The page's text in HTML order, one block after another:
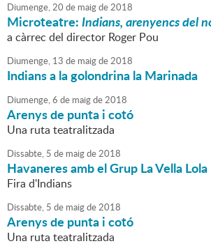
Diumenge,20 de maigde2018
Microteatre:Indians, arenyencs del
a càrrec del director Roger Pou
Diumenge, 13 de maigde2018
Indians a la golondrina la Marinada
Diumenge,6 de maigde2018
Arenys de punta i cotó
Una ruta teatralitzada
Dissabte, 5 de maigde2018
Havaneres amb el Grup La Vella Lola
Fira d'Indians
Dissabte, 5 de maigde2018
Arenys de punta i cotó
Una ruta teatralitzada